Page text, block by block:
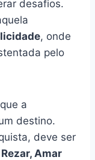
desafios.
, onde
pelo
a
destino.
deve ser
Amar